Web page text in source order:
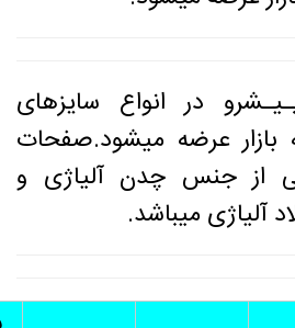
در انواع سایزهای
بازار عرضه میشود.صفحات
از جنس چدن آلیاژی و
آلیاژی میباشد.